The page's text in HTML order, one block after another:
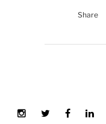
Share